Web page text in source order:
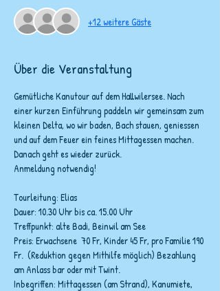
+12 weitere Gäste
Über die Veranstaltung
Gemütliche Kanutour auf dem Hallwilersee. Nach
einer kurzen Einführung paddeln wir gemeinsam zum
kleinen Delta, wo wir baden, Bach stauen, geniessen
und auf dem Feuer ein feines Mittagessen machen.
Danach geht es wieder zurück.
Anmeldung notwendig!
Tourleitung: Elias
Dauer: 10.30 Uhr bis ca. 15.00 Uhr
Treffpunkt: alte Badi, Beinwil am See
Preis: Erwachsene  70 Fr, Kinder 45 Fr, pro Familie 190
Fr.  (Reduktion gegen Mithilfe möglich) Bezahlung
am Anlass bar oder mit Twint.
Inbegriffen: Mittagessen (am Strand), Kanumiete,